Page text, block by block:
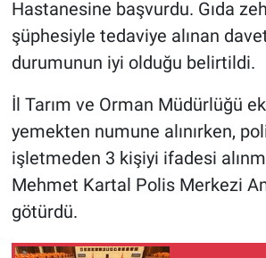
Hastanesine başvurdu. Gıda
şüphesiyle tedaviye alınan
durumunun iyi olduğu belirtildi.
İl Tarım ve Orman Müdürlüğü
yemekten numune alınırken,
işletmeden 3 kişiyi ifadesi
Mehmet Kartal Polis Merkezi
götürdü.
Haber
İlan
Kimdir
Koronavirüs
Kültür Sanat
Ne demişti